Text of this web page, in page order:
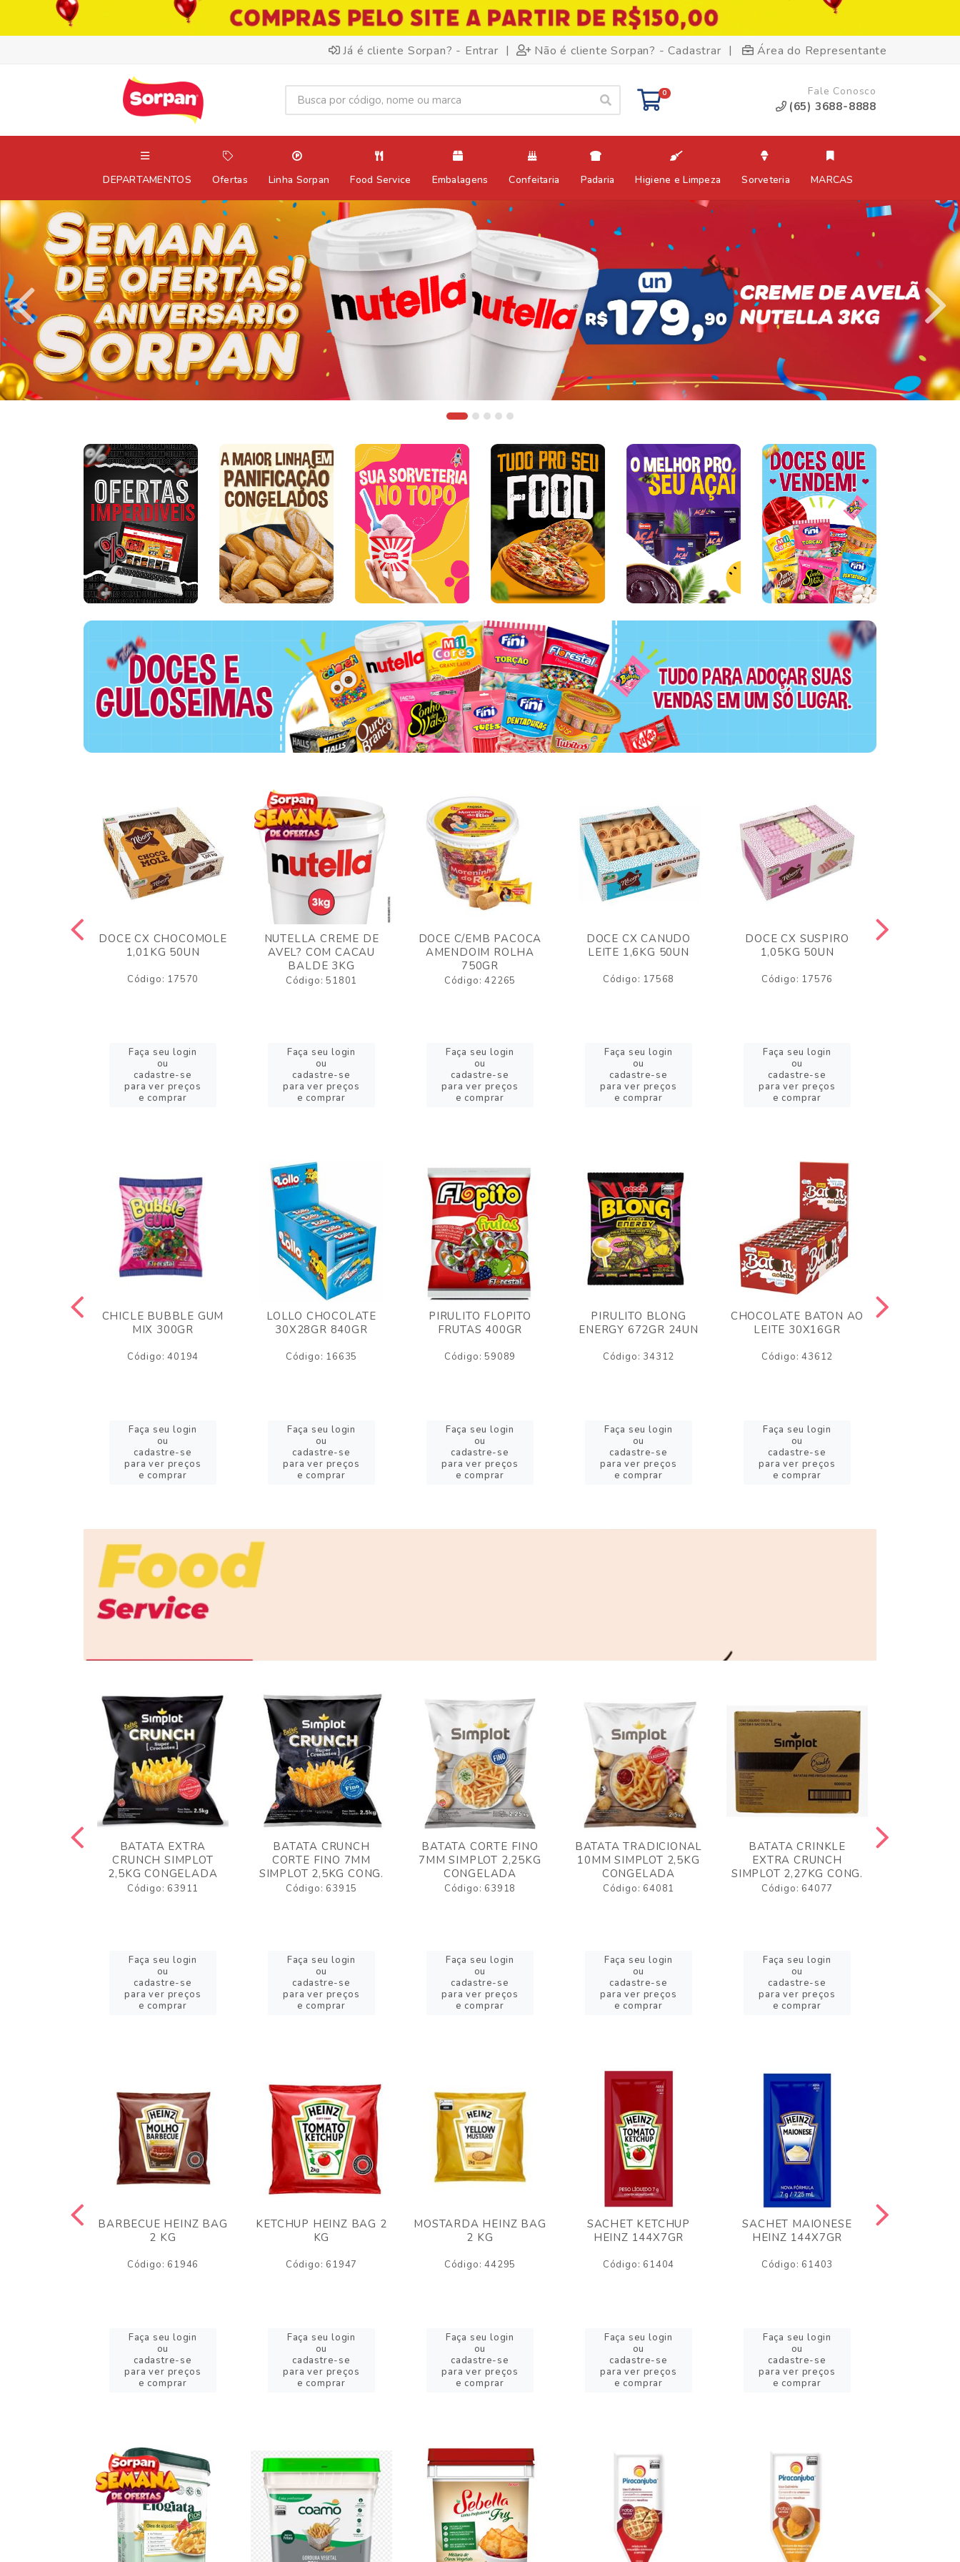
Já é cliente Sorpan? - Entrar | Não é cliente Sorpan? - Cadastrar | Área do Representante
0 Fale Conosco
(65) 3688-8888
DEPARTAMENTOS Ofertas Linha Sorpan Food Service Embalagens Confeitaria Padaria Higiene e Limpeza Sorveteria MARCAS
DOCE CX CHOCOMOLE
1,01KG 50UN
Código: 17570
Faça seu login
ou
cadastre-se
para ver preços
e comprar
NUTELLA CREME DE
AVEL? COM CACAU
BALDE 3KG
Código: 51801
Faça seu login
ou
cadastre-se
para ver preços
e comprar
DOCE C/EMB PACOCA
AMENDOIM ROLHA
750GR
Código: 42265
Faça seu login
ou
cadastre-se
para ver preços
e comprar
DOCE CX CANUDO
LEITE 1,6KG 50UN
Código: 17568
Faça seu login
ou
cadastre-se
para ver preços
e comprar
DOCE CX SUSPIRO
1,05KG 50UN
Código: 17576
Faça seu login
ou
cadastre-se
para ver preços
e comprar
CHICLE BUBBLE GUM
MIX 300GR
Código: 40194
Faça seu login
ou
cadastre-se
para ver preços
e comprar
LOLLO CHOCOLATE
30X28GR 840GR
Código: 16635
Faça seu login
ou
cadastre-se
para ver preços
e comprar
PIRULITO FLOPITO
FRUTAS 400GR
Código: 59089
Faça seu login
ou
cadastre-se
para ver preços
e comprar
PIRULITO BLONG
ENERGY 672GR 24UN
Código: 34312
Faça seu login
ou
cadastre-se
para ver preços
e comprar
CHOCOLATE BATON AO
LEITE 30X16GR
Código: 43612
Faça seu login
ou
cadastre-se
para ver preços
e comprar
BATATA EXTRA
CRUNCH SIMPLOT
2,5KG CONGELADA
Código: 63911
Faça seu login
ou
cadastre-se
para ver preços
e comprar
BATATA CRUNCH
CORTE FINO 7MM
SIMPLOT 2,5KG CONG.
Código: 63915
Faça seu login
ou
cadastre-se
para ver preços
e comprar
BATATA CORTE FINO
7MM SIMPLOT 2,25KG
CONGELADA
Código: 63918
Faça seu login
ou
cadastre-se
para ver preços
e comprar
BATATA TRADICIONAL
10MM SIMPLOT 2,5KG
CONGELADA
Código: 64081
Faça seu login
ou
cadastre-se
para ver preços
e comprar
BATATA CRINKLE
EXTRA CRUNCH
SIMPLOT 2,27KG CONG.
Código: 64077
Faça seu login
ou
cadastre-se
para ver preços
e comprar
BARBECUE HEINZ BAG
2 KG
Código: 61946
Faça seu login
ou
cadastre-se
para ver preços
e comprar
KETCHUP HEINZ BAG 2
KG
Código: 61947
Faça seu login
ou
cadastre-se
para ver preços
e comprar
MOSTARDA HEINZ BAG
2 KG
Código: 44295
Faça seu login
ou
cadastre-se
para ver preços
e comprar
SACHET KETCHUP
HEINZ 144X7GR
Código: 61404
Faça seu login
ou
cadastre-se
para ver preços
e comprar
SACHET MAIONESE
HEINZ 144X7GR
Código: 61403
Faça seu login
ou
cadastre-se
para ver preços
e comprar